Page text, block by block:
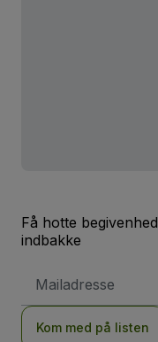
Få hotte
indbakke
adresse
Kom med på listen